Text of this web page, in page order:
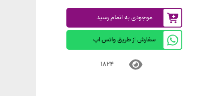
موجودی به اتمام رسید
سفارش از طریق واتس اپ
1824